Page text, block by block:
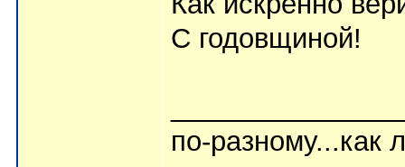
С годовщиной!
по-разному...как